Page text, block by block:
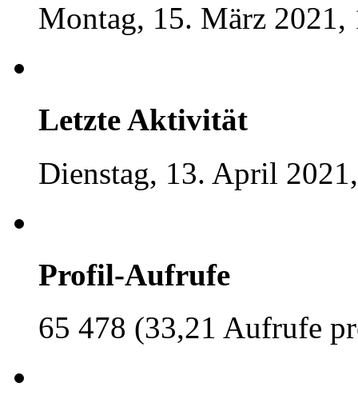
Montag, 15. März 2021,
Letzte Aktivität
Dienstag, 13. April
Profil-Aufrufe
65 478 (33,21 Aufrufe